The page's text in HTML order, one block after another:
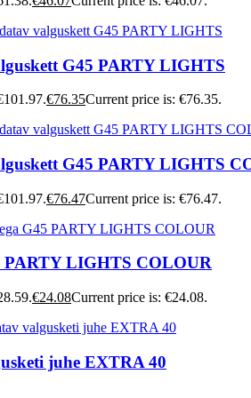
G45 PARTY LIGHTS
€76.35Current price is: €76.35.
G45 PARTY LIGHTS
€76.47Current price is: €76.47.
PARTY LIGHTS COLOUR
€24.08Current price is: €24.08.
juhe EXTRA 40